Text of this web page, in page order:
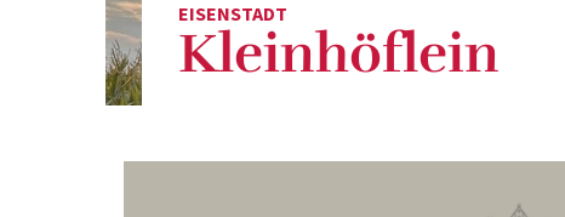
Geschichte
Grüß Gott
EISENSTADT
Kleinhöflein